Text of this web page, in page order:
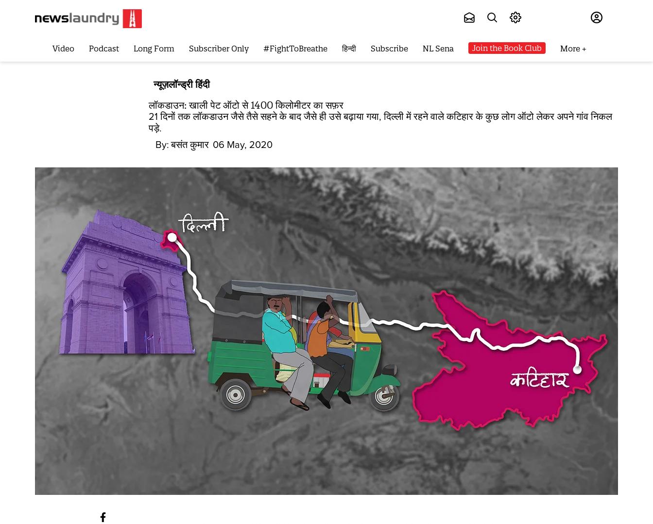
Video Podcast Long Form Subscriber Only #FightToBreathe हिन्दी Subscribe NL Sena Join the Book Club More
न्यूज़लॉन्ड्री हिंदी
लॉकडाउन: खाली पेट ऑटो से 1400 किलोमीटर का सफ़र
21 दिनों तक लॉकडाउन जैसे तैसे सहने के बाद जैसे ही उसे बढ़ाया गया, दिल्ली में रहने वाले कटिहार के कुछ लोग ऑटो लेकर अपने गांव निकल
पड़े.
By: बसंत कुमार 06 May, 2020